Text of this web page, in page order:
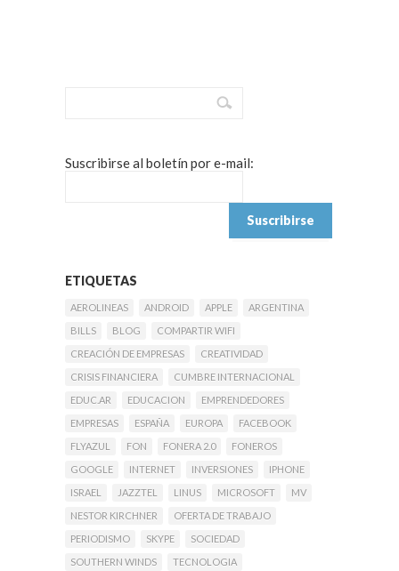
Suscribirse al boletín por e-mail:
ETIQUETAS
AEROLINEAS ANDROID APPLE
ARGENTINA
BILLS
BLOG
COMPARTIR WIFI
CREACIÓN DE EMPRESAS
CREATIVIDAD
CRISIS FINANCIERA
CUMBRE INTERNACIONAL
EDUC.AR
EDUCACION
EMPRENDEDORES
EMPRESAS
ESPAÑA EUROPA
FACEBOOK
FLYAZUL
FON FONERA 2.0
FONEROS
GOOGLE
INTERNET INVERSIONES
IPHONE
ISRAEL
JAZZTEL LINUS MICROSOFT
MV
NESTOR KIRCHNER
OFERTA DE TRABAJO
PERIODISMO
SKYPE
SOCIEDAD
SOUTHERN WINDS
TECNOLOGIA